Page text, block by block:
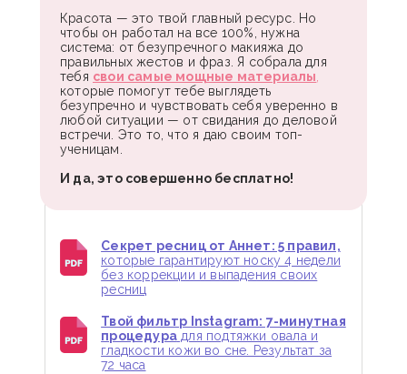
Красота — это твой главный ресурс. Но
чтобы он работал на все 100%, нужна
система: от безупречного макияжа до
правильных жестов и фраз. Я собрала для
тебя свои самые мощные материалы
которые помогут тебе выглядеть
безупречно и чувствовать себя уверенно в
любой ситуации — от свидания до деловой
встречи. Это то, что я даю своим топ-
ученицам.
И да, это совершенно бесплатно!
Секрет ресниц от Аннет: 5 правил,
которые гарантируют носку 4 недели
без коррекции и выпадения своих
ресниц
Твой фильтр Instagram: 7-минутная
процедурадля подтяжки овала и
гладкости кожи во сне. Результат за
72 часа